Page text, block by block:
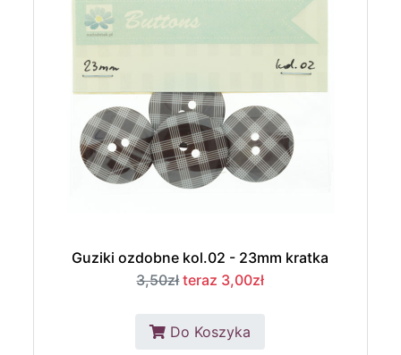
Guziki ozdobne kol.02 - 23mm kratka
3,50zł teraz 3,00zł
Do Koszyka